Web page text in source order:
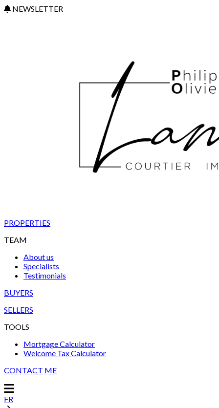
NEWSLETTER
PROPERTIES
TEAM
About us
Specialists
Testimonials
BUYERS
SELLERS
TOOLS
Mortgage Calculator
Welcome Tax Calculator
CONTACT ME
FR